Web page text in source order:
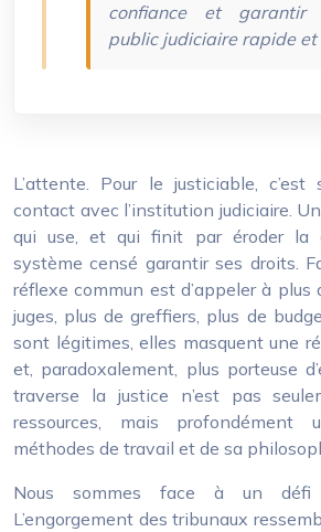
confiance et garantir
public judiciaire rapide et
L’attente. Pour le justiciable,
contact avec l’institution judiciaire.
qui use, et qui finit par éroder la
système censé garantir ses droits.
réflexe commun est d’appeler à plus
juges, plus de greffiers, plus de
sont légitimes, elles masquent une
et, paradoxalement, plus porteuse
traverse la justice n’est pas
ressources, mais
méthodes de travail et de sa
Nous sommes face à un défi
L’engorgement des tribunaux